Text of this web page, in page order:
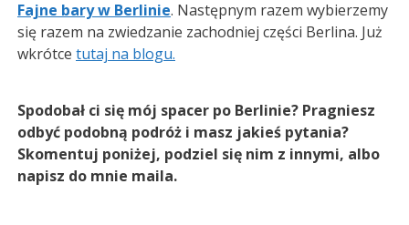
Fajne bary w Berlinie. Następnym razem wybierzemy
się razem na zwiedzanie zachodniej części Berlina. Już
wkrótce tutaj na blogu.
Spodobał ci się mój spacer po Berlinie? Pragniesz
odbyć podobną podróż i masz jakieś pytania?
Skomentuj poniżej, podziel się nim z innymi, albo
napisz do mnie maila.